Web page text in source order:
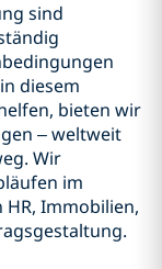
sind
diesem
bieten wir
– weltweit
Wir
im
HR, Immobilien,